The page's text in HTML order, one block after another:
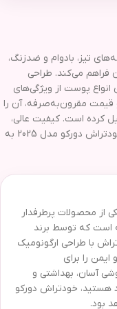
بسته 3 عددی با تیغه‌های تیز، بادوام و ضدزنگ،
فراهم می‌کند. طراحی
پوست از ویژگی‌های
مقرون‌به‌صرفه، آن را
کرده است. کیفیت عالی،
سهولت استفاده و حفظ بهداشت از مزایای مهم خودتراش دورکو مدل 2025 به
2025 بسته 3 عددی، یکی از محصولات پرطرفدار
است که توسط برند
با طراحی ارگونومیک
را برای
آسان، بهداشتی و
هستید، خودتراش دورکو